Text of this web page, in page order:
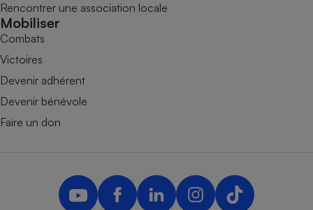
Rencontrer une association locale
Mobiliser
Combats
Victoires
Devenir adhérent
Devenir bénévole
Faire un don